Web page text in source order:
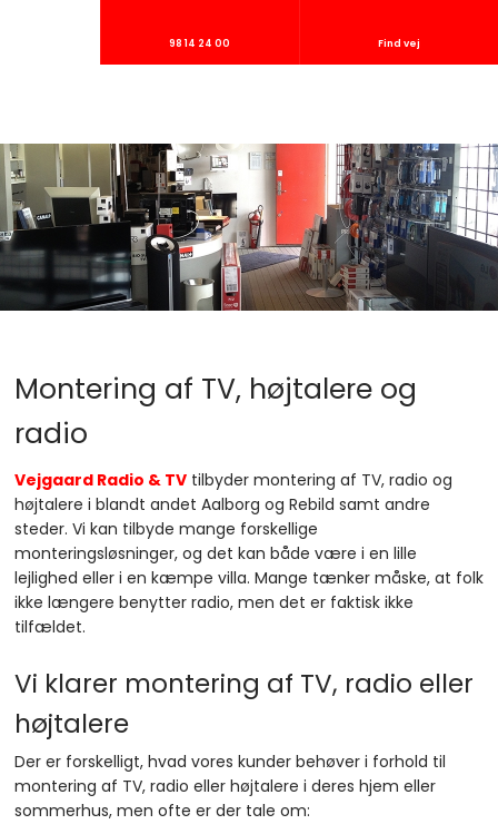
98 14 24 00 Find vej
Montering af TV, højtalere og
radio
Vejgaard Radio & TVtilbyder montering af TV, radio og
højtalere i blandt andet Aalborg og Rebild samt andre
steder. Vi kan tilbyde mange forskellige
monteringsløsninger, og det kan både være i en lille
lejlighed eller i en kæmpe villa. Mange tænker måske, at folk
ikke længere benytter radio, men det er faktisk ikke
tilfældet​.
Vi klarer montering af TV, radio eller
højtalere
Der er forskelligt, hvad vores kunder behøver i forhold til
montering af TV, radio eller højtalere i deres hjem eller
sommerhus, men ofte er der tale om: